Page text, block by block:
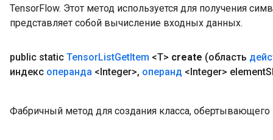
TensorFlow. Этот метод используется для получения
представляет собой вычисление входных данных.
public static TensorListGetItem <T> create (область
индекс операнда <Integer>, операнд <Integer> element
Фабричный метод для создания класса,